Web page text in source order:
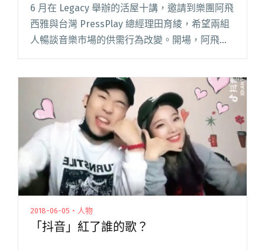
6 月在 Legacy 舉辦的活屋十講，邀請到樂團阿飛
西雅與台灣 PressPlay 總經理田育綾，希望兩組
人暢談音樂市場的供需行為改變。開場，阿飛西
如：日本閱讀全文 "【活屋十講回顧】田育綾談
網紅為何要寫歌 阿飛西雅認音樂仍是傳統產業"
2018-06-05・人物
「抖音」紅了誰的歌？